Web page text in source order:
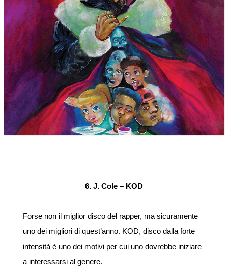
6. J. Cole – KOD
Forse non il miglior disco del rapper, ma sicuramente
uno dei migliori di quest’anno. KOD, disco dalla forte
intensità è uno dei motivi per cui uno dovrebbe iniziare
a interessarsi al genere.